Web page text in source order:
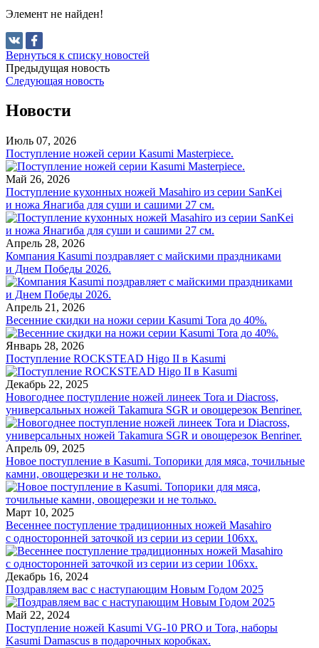
Элемент не найден!
Вернуться к списку новостей
Предыдущая новость
Следующая новость
Новости
Июль 07, 2026
Поступление ножей серии Kasumi Masterpiece.
Май 26, 2026
Поступление кухонных ножей Masahiro из серии SanKei
и ножа Янагиба для суши и сашими 27 см.
Апрель 28, 2026
Компания Kasumi поздравляет с майскими праздниками
и Днем Победы 2026.
Апрель 21, 2026
Весенние скидки на ножи серии Kasumi Tora до 40%.
Январь 28, 2026
Поступление ROCKSTEAD Higo II в Kasumi
Декабрь 22, 2025
Новогоднее поступление ножей линеек Tora и Diacross,
универсальных ножей Takamura SGR и овощерезок Benriner.
Апрель 09, 2025
Новое поступление в Kasumi. Топорики для мяса, точильные
камни, овощерезки и не только.
Март 10, 2025
Весеннее поступление традиционных ножей Masahiro
с односторонней заточкой из серии из серии 106хх.
Декабрь 16, 2024
Поздравляем вас с наступающим Новым Годом 2025
Май 22, 2024
Поступление ножей Kasumi VG-10 PRO и Tora, наборы
Kasumi Damascus в подарочных коробках.